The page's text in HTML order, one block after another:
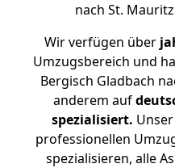
nach St.
Wir verfügen über
Umzugsbereich und
Bergisch Gladbach
anderem auf
spezialisiert.
professionellen
spezialisieren, alle